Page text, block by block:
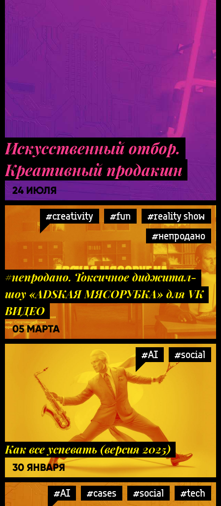
Искусственный отбор.
Креативный продакшн
24 ИЮЛЯ
#creativity #fun
#reality show
#непродано
#непродано. Токсичное диджитал-
шоу «ADSКАЯ МЯСОРУБКА» для VK
ВИДЕО
05 МАРТА
#AI #social
Как все успевать (версия 2025)
30 ЯНВАРЯ
#AI #cases #social #tech